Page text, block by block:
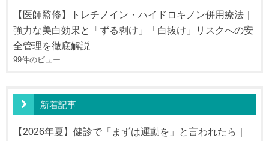
【医師監修】トレチノイン・ハイドロキノン併用療法｜
強力な美白効果と「ずる剥け」「白抜け」リスクへの安
全管理を徹底解説
99件のビュー
新着記事
【2026年夏】健診で「まずは運動を」と言われたら｜